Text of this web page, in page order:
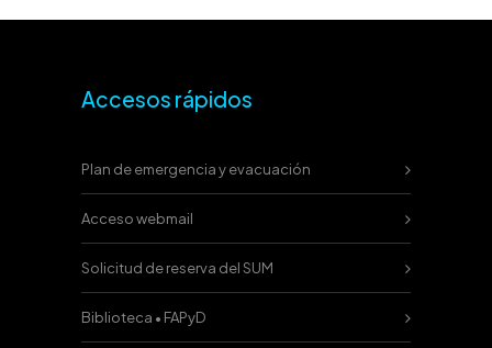
Accesos rápidos
Plan de emergencia y evacuación
Acceso webmail
Solicitud de reserva del SUM
Biblioteca • FAPyD